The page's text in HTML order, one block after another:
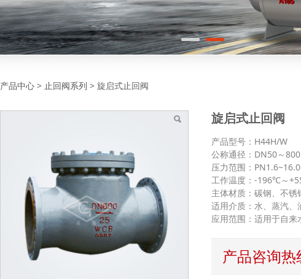
旋启式止回阀
产品中心 > 止回阀系列 > 旋启式止回阀
旋启式止回阀
产品型号：H44H/W
公称通径：DN50～
压力范围：
工作温度：-196℃～
主体材质：碳钢、不锈
适用介质：水、蒸汽
应用范围：适用于自
产品咨询